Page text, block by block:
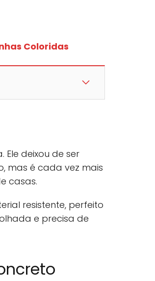
Coloridas
deixou de ser
mas é cada vez mais
casas.
resistente, perfeito
e precisa de